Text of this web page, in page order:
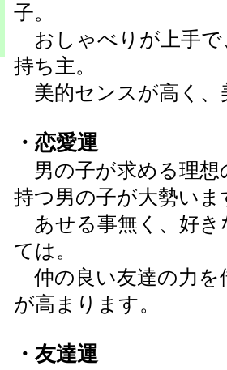
子。
おしゃべりが上手で
持ち主。
美的センスが高く、
・恋愛運
男の子が求める理想
持つ男の子が大勢いま
あせる事無く、好き
ては。
仲の良い友達の力を
が高まります。
・友達運